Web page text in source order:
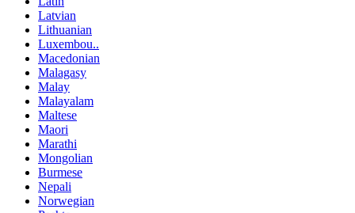
Latvian
Lithuanian
Luxembou..
Macedonian
Malagasy
Malay
Malayalam
Maltese
Maori
Marathi
Mongolian
Burmese
Nepali
Norwegian